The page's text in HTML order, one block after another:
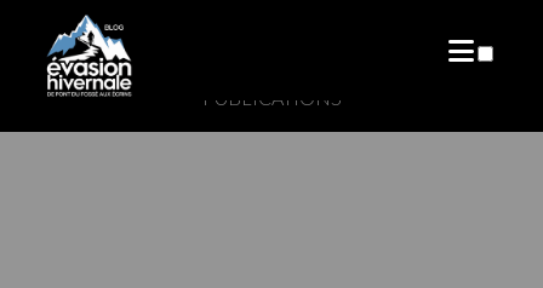
PUBLICATIONS